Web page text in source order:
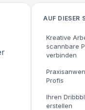
AUF DIESER
Kreative
scannbare
verbinden
Profis
Ihren
erstellen